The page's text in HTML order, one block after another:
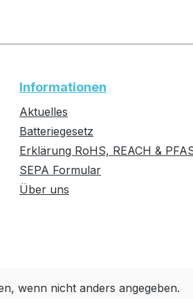
Informationen
Aktuelles
Batteriegesetz
Erklärung RoHS, REACH &
SEPA Formular
Über uns
wenn nicht anders angegeben.